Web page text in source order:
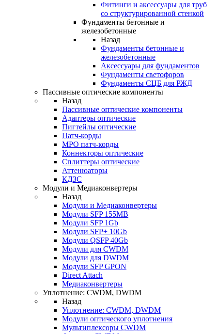
Фитинги и аксессуары для труб
со структурированной стенкой
Фундаменты бетонные и
железобетонные
Назад
Фундаменты бетонные и
железобетонные
Аксессуары для фундаментов
Фундаменты светофоров
Фундаменты СЦБ для РЖД
Пассивные оптические компоненты
Назад
Пассивные оптические компоненты
Адаптеры оптические
Пигтейлы оптические
Патч-корды
MPO патч-корды
Коннекторы оптические
Сплиттеры оптические
Аттенюаторы
КДЗС
Модули и Медиаконвертеры
Назад
Модули и Медиаконвертеры
Модули SFP 155MB
Модули SFP 1Gb
Модули SFP+ 10Gb
Модули QSFP 40Gb
Модули для CWDM
Модули для DWDM
Модули SFP GPON
Direct Attach
Медиаконвертеры
Уплотнение: CWDM, DWDM
Назад
Уплотнение: CWDM, DWDM
Модули оптического уплотнения
Мультиплексоры CWDM